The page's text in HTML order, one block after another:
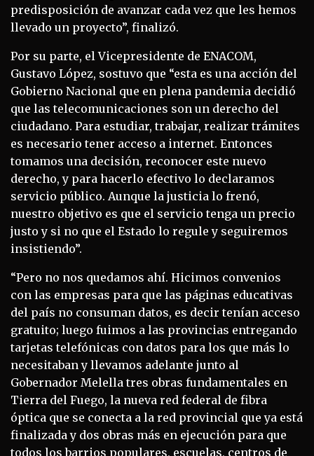
predisposición de avanzar cada vez que les hemos
llevado un proyecto”, finalizó.
Por su parte, el Vicepresidente de ENACOM,
Gustavo López, sostuvo que “esta es una acción del
Gobierno Nacional que en plena pandemia decidió
que las telecomunicaciones son un derecho del
ciudadano. Para estudiar, trabajar, realizar trámites
es necesario tener acceso a internet. Entonces
tomamos una decisión, reconocer este nuevo
derecho, y para hacerlo efectivo lo declaramos
servicio público. Aunque la justicia lo frenó,
nuestro objetivo es que el servicio tenga un precio
justo y si no que el Estado lo regule y seguiremos
insistiendo”.
“Pero no nos quedamos ahí. Hicimos convenios
con las empresas para que las páginas educativas
del país no consuman datos, es decir tenían acceso
gratuito; luego fuimos a las provincias entregando
tarjetas telefónicas con datos para los que más lo
necesitaban y llevamos adelante junto al
Gobernador Melella tres obras fundamentales en
Tierra del Fuego, la nueva red federal de fibra
óptica que se conecta a la red provincial que ya está
finalizada y dos obras más en ejecución para que
todos los barrios populares, escuelas, centros de